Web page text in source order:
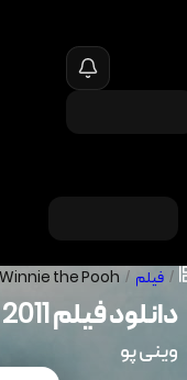
/ فیلم /
Winnie the Pooh
دانلود فیلم2011
وینی پو